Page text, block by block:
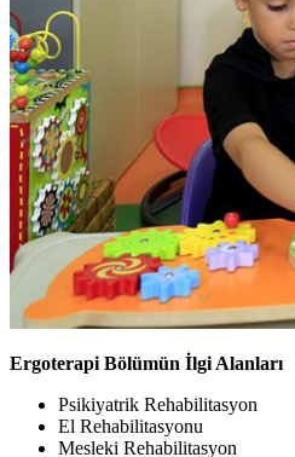
Ergoterapi Bölümün İlgi Alanları
Psikiyatrik Rehabilitasyon
El Rehabilitasyonu
Mesleki Rehabilitasyon